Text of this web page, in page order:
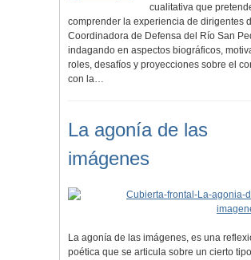
cualitativa que
comprender la experiencia de dirigentes
Coordinadora de Defensa del Río San
indagando en aspectos biográficos,
roles, desafíos y proyecciones sobre el
con la…
La agonía de las
imágenes
La agonía de las imágenes, es una
poética que se articula sobre un cierto